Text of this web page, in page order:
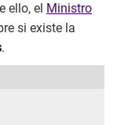
ello, el Ministro
si existe la
.